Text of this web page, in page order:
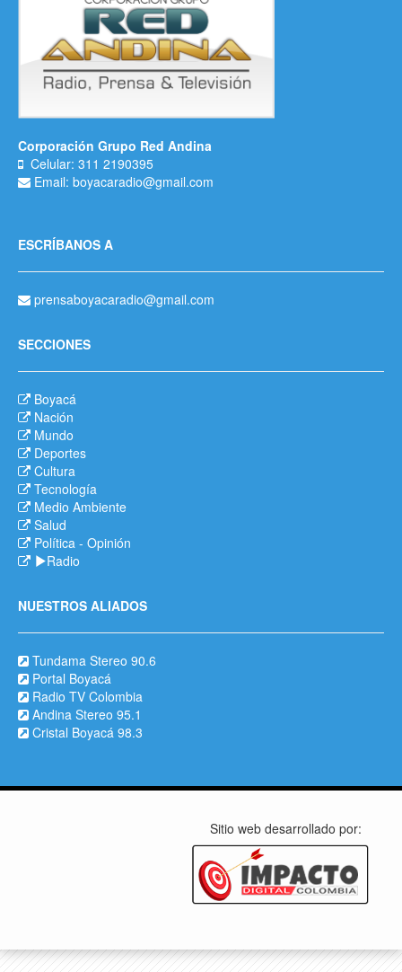
Corporación Grupo Red Andina
Celular: 311 2190395
Email: boyacaradio@gmail.com
ESCRÍBANOS A
prensaboyacaradio@gmail.com
SECCIONES
Boyacá
Nación
Mundo
Deportes
Cultura
Tecnología
Medio Ambiente
Salud
Política - Opinión
Radio
NUESTROS ALIADOS
Tundama Stereo 90.6
Portal Boyacá
Radio TV Colombia
Andina Stereo 95.1
Cristal Boyacá 98.3
Sitio web desarrollado por: